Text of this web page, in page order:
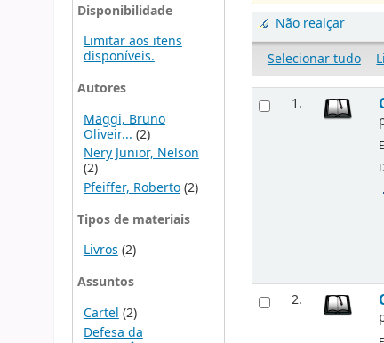
Disponibilidade
Limitar aos itens
disponíveis.
Autores
Maggi, Bruno
Oliveir... (2)
Nery Junior, Nelson
(2)
Pfeiffer, Roberto(2)
Tipos de materiais
Livros(2)
Assuntos
Cartel (2)
Defesa da
Não realçar
Selecionar tudo
1.
2.